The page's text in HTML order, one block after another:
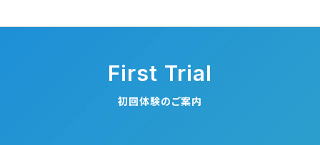
First Trial
初回体験のご案内